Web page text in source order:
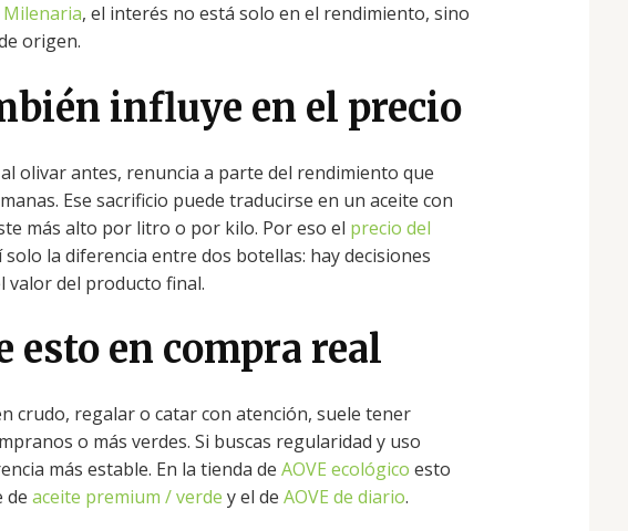
Milenaria, el interés no está solo en el rendimiento, sino
origen.
influye en el precio
olivar antes, renuncia a parte del rendimiento que
Ese sacrificio puede traducirse en un aceite con
más alto por litro o por kilo. Por eso el precio del
la diferencia entre dos botellas: hay decisiones
valor del producto final.
esto en compra real
crudo, regalar o catar con atención, suele tener
o más verdes. Si buscas regularidad y uso
más estable. En la tienda de AOVE ecológico esto
de aceite premium / verde y el de AOVE de diario.